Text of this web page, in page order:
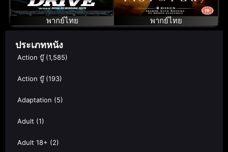
พากย์ไทย
(Bruce Lee)
พากย์ไทย
ประเภทหนัง
Action บู๊(1,585)
Action บู๊(193)
Adaptation (5)
Adult (1)
Adult 18+ (2)